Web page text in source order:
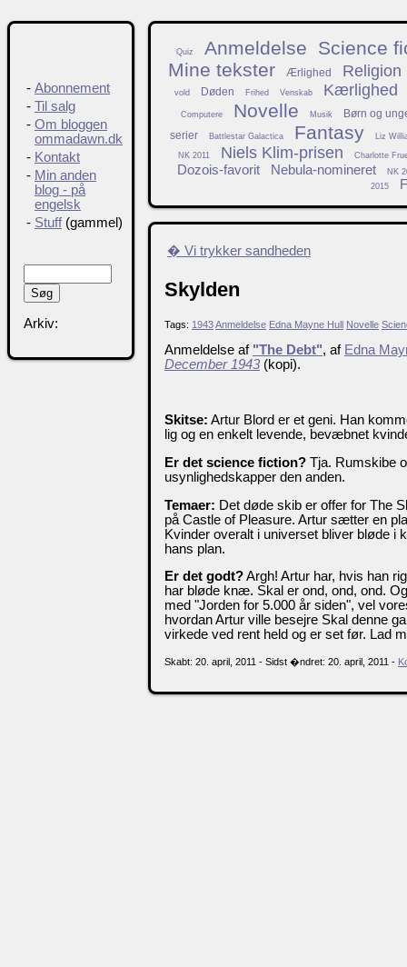
Quiz Anmeldelse
Science
Mine tekster
Ærlighed Religion
vold Døden Frihed Venskab Kærlighed
Computere Novelle Musik
Børn og
serier
Battlestar Galactica Fantasy Liz
NK 2011 Niels Klim-prisen Charlotte
Dozois-favorit Nebula-nomineret
NK
2015
� Vi trykker sandheden
Skylden
Tags: 1943Anmeldelse Edna Mayne Hull Novelle
Anmeldelse af "The Debt", af Edna
December 1943 (kopi).
Skitse: Artur Blord er et geni. Han
lig og en enkelt levende, bevæbnet
Er det science fiction? Tja. Rumskibe
usynlighedskapper den anden.
Temaer: Det døde skib er offer for The
på Castle of Pleasure. Artur sætter en
Kvinder overalt i universet bliver bløde
hans plan.
Er det godt?Argh! Artur har, hvis han
har bløde knæ. Skal er ond, ond, ond.
med "Jorden for 5.000 år siden", vel
hvordan Artur ville besejre Skal denne
virkede ved rent held og er set før. Lad
Skabt: 20. april, 2011 - Sidst �ndret: 20. april, 2011 -
- Abonnement
- Til salg
- Om bloggen
ommadawn.dk
- Kontakt
- Min anden
blog - på
engelsk
- Stuff(gammel)
Arkiv: